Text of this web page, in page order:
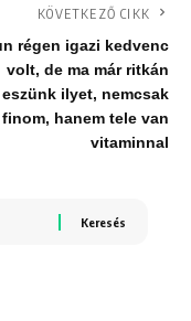
KÖVETKEZŐ CIKK
régen igazi kedvenc
volt, de ma már ritkán
eszünk ilyet, nemcsak
finom, hanem tele van
vitaminnal